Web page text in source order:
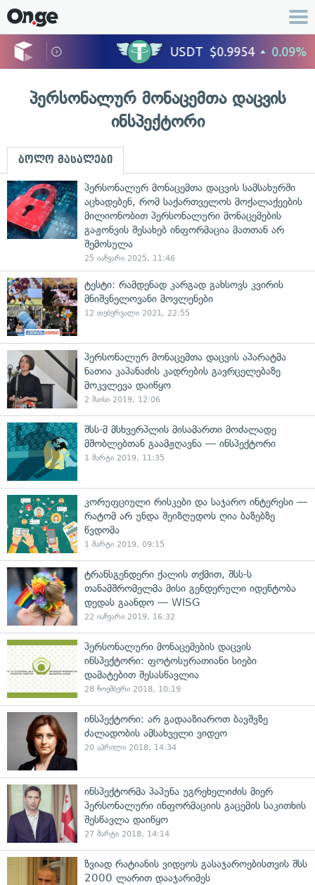
პერსონალურ მონაცემთა დაცვის
ინსპექტორი
ბოლო მასალები
პერსონალურ მონაცემთა დაცვის სამსახურში
აცხადებენ, რომ საქართველოს მოქალაქეების
მილიონობით პერსონალური მონაცემების
გაჟონვის შესახებ ინფორმაცია მათთან არ
შემოსულა
25 იანვარი 2025, 11:46
ტესტი: რამდენად კარგად გახსოვს კვირის
მნიშვნელოვანი მოვლენები
12 თებერვალი 2021, 22:55
პერსონალურ მონაცემთა დაცვის აპარატმა
ნათია კაპანაძის კადრების გავრცელებაზე
მოკვლევა დაიწყო
2 მაისი 2019, 12:06
შსს-მ მსხვერპლის მისამართი მოძალადე
მშობლებთან გაამჟღავნა — ინსპექტორი
1 მარტი 2019, 11:35
კორუფციული რისკები და საჯარო ინტერესი —
რატომ არ უნდა შეიზღუდოს ღია ბაზებზე
წვდომა
1 მარტი 2019, 09:15
ტრანსგენდერი ქალის თქმით, შსს-ს
თანამშრომელმა მისი გენდერული იდენტობა
დედას გაანდო — WISG
22 იანვარი 2019, 16:32
პერსონალური მონაცემების დაცვის
ინსპექტორი: ფოტოსურათიანი სიები
დამატებით შესასწავლია
28 ნოემბერი 2018, 10:19
ინსპექტორი: არ გადააზიაროთ ბავშვზე
ძალადობის ამსახველი ვიდეო
20 აპრილი 2018, 14:34
ინსპექტორმა პაპუნა უგრეხელიძის მიერ
პერსონალური ინფორმაციის გაცემის საკითხის
შესწავლა დაიწყო
27 მარტი 2018, 14:14
ზვიად რატიანის ვიდეოს გასაჯაროებისთვის შსს
2000 ლარით დააჯარიმეს